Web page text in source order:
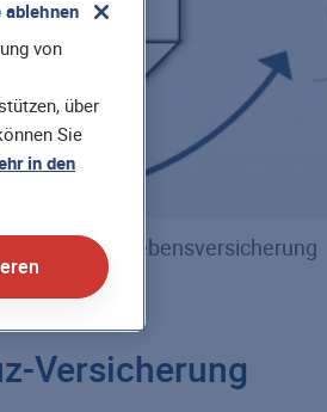
Risiko­le­bens­versicherung
Versicherung
von
über
Sie
in den
ablehnen